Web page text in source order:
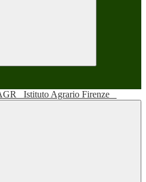
Istituto Agrario Firenze